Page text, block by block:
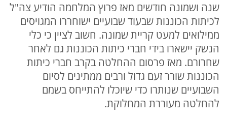
שנה ושמונה חודשים מאז פרוץ המלחמה הודיע צה"ל
לכיתות הכוננות שבעוד שבועיים ישוחררו המגויסים
ממילואים למעט קריית שמונה. חשוב לציין כי כלי
הנשק יישארו בידי חברי כיתות הכוננות גם לאחר
שחרורם. מאז פרסום ההחלטה בקרב חברי כיתות
הכוננות שורר זעם גדול ורבים ממתינים לסיום
השבועיים שנותרו כדי שיוכלו להתייחס בשמם
להחלטה מעוררת המחלוקת.